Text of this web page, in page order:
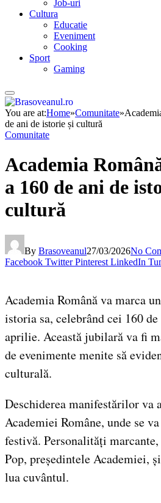
Job-uri
Cultura
Educatie
Eveniment
Cooking
Sport
Gaming
You are at:Home»Comunitate»
de ani de istorie și cultură
Comunitate
Academia
a 160 de ani de
cultură
By Brasoveanul27/03/2026No
Facebook Twitter Pinterest LinkedIn
Academia Română va marca
istoria sa, celebrând cei 160
aprilie. Această jubilară va fi
de evenimente menite să
culturală.
Deschiderea manifestărilor va
Academiei Române, unde se
festivă. Personalități
Pop, președintele Academiei,
lua cuvântul.